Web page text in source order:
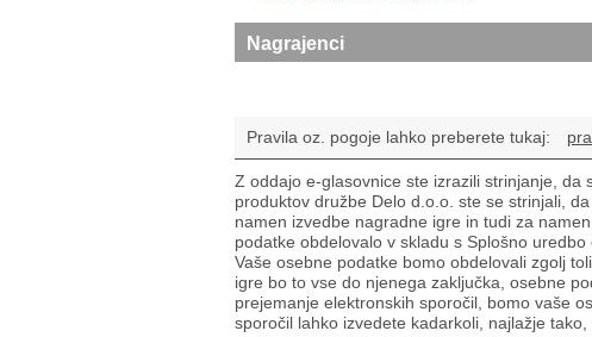
Nagrajenci
Pravila oz. pogoje lahko preberete tukaj:
Z oddajo e-glasovnice ste izrazili strinjanje,
produktov družbe Delo d.o.o. ste se strinjali,
namen izvedbe nagradne igre in tudi za
podatke obdelovalo v skladu s Splošno
Vaše osebne podatke bomo obdelovali zgolj
igre bo to vse do njenega zaključka, osebne
prejemanje elektronskih sporočil, bomo vaše
sporočil lahko izvedete kadarkoli, najlažje